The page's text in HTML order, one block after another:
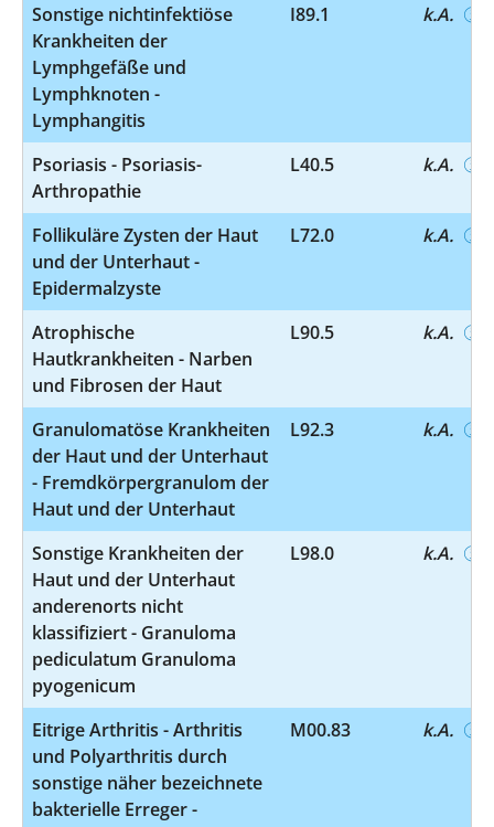
Sonstige nichtinfektiöse
Krankheiten der
Lymphgefäße und
Lymphknoten -
Lymphangitis
I89.1 k.A.
Psoriasis - Psoriasis-
Arthropathie
L40.5 k.A.
Follikuläre Zysten der Haut
und der Unterhaut -
Epidermalzyste
L72.0 k.A.
Atrophische
Hautkrankheiten - Narben
und Fibrosen der Haut
L90.5 k.A.
Granulomatöse Krankheiten
der Haut und der Unterhaut
- Fremdkörpergranulom der
Haut und der Unterhaut
L92.3 k.A.
Sonstige Krankheiten der
Haut und der Unterhaut
anderenorts nicht
klassifiziert - Granuloma
pediculatum Granuloma
pyogenicum
L98.0 k.A.
Eitrige Arthritis - Arthritis
und Polyarthritis durch
sonstige näher bezeichnete
bakterielle Erreger -
M00.83 k.A.